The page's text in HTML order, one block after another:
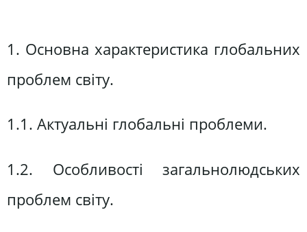
1. Основна характеристика глобальних
проблем світу.
1.1. Актуальні глобальні проблеми.
1.2. Особливості загальнолюдських
проблем світу.